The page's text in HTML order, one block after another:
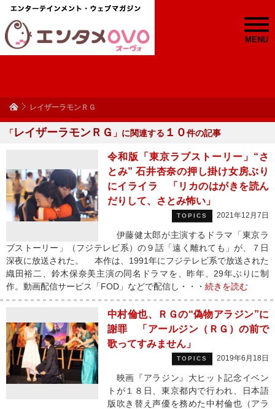
MENU
レイザーラモンＲＧ
「レイザーラモンＲＧ 」に関連する １０件の記事
令和版「東京ラブストーリー」“さ
とみ” 石井杏奈の押し掛け女房ぶり
にイライラ 「リカのはがきを読ん
だりして、さとみ怖い」
TOPICS 2021年12月7日
伊藤健太郎が主演するドラマ「東京ラ
ブストーリー」（フジテレビ系）の９話「遠く離れても」が、７日
深夜に放送された。 本作は、1991年にフジテレビ系で放送された
織田裕二、鈴木保奈美主演の同名ドラマを、昨年、29年ぶりに制
作。動画配信サービス「FOD」などで配信し・・・ 続きを読む
中村倫也、ＲＧの“偽物アラジン”に
謝罪 「アールジン（ＲＧ）の前で
歌ってすみません」
TOPICS 2019年6月18日
映画『アラジン』大ヒット記念イベン
トが１８日、東京都内で行われ、日本語
版吹き替え声優を務めた中村倫也（アラ